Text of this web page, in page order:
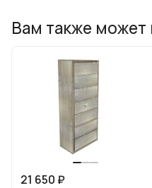
Вам также может
21 650 ₽